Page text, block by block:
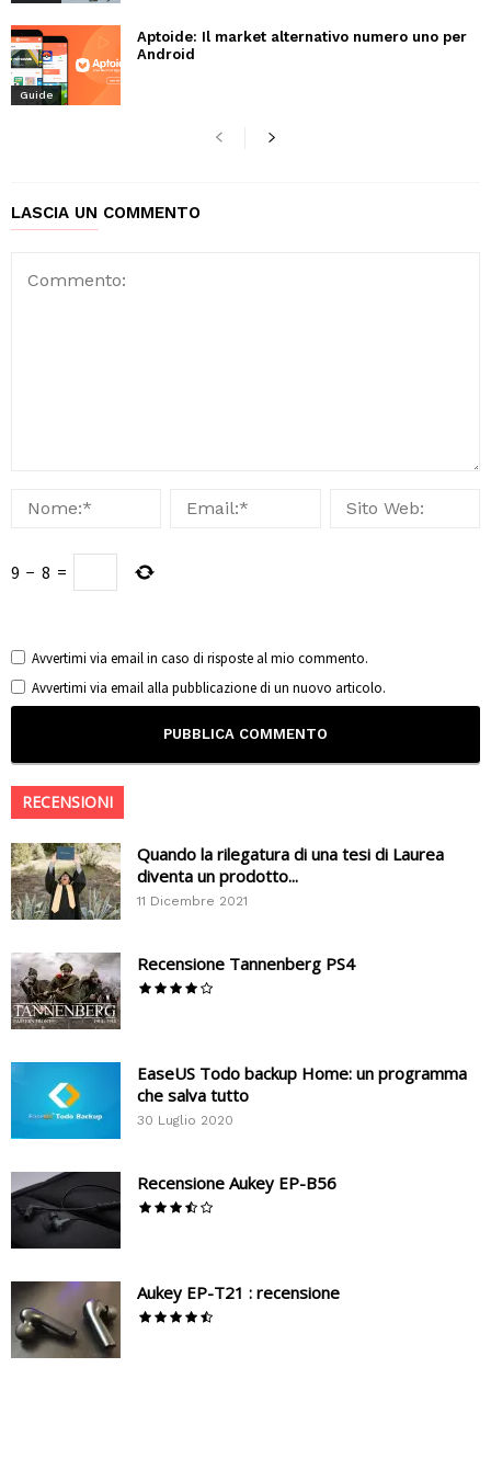
Guide
Aptoide: Il market alternativo numero uno per
Android
LASCIA UN COMMENTO
9 − 8 =
Avvertimi via email in caso di risposte al mio commento.
Avvertimi via email alla pubblicazione di un nuovo articolo.
RECENSIONI
Quando la rilegatura di una tesi di Laurea
diventa un prodotto...
11 Dicembre 2021
Recensione Tannenberg PS4
EaseUS Todo backup Home: un programma
che salva tutto
30 Luglio 2020
Recensione Aukey EP-B56
Aukey EP-T21 : recensione